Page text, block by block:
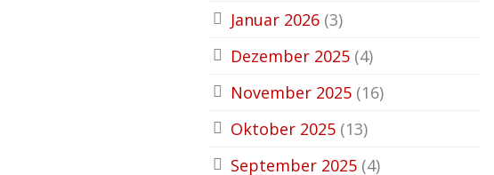
Januar 2026 (3)
Dezember 2025 (4)
November 2025 (16)
Oktober 2025 (13)
September 2025 (4)